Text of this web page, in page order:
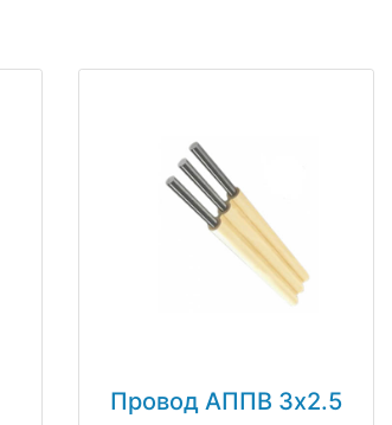
Провод АППВ 3х2.5